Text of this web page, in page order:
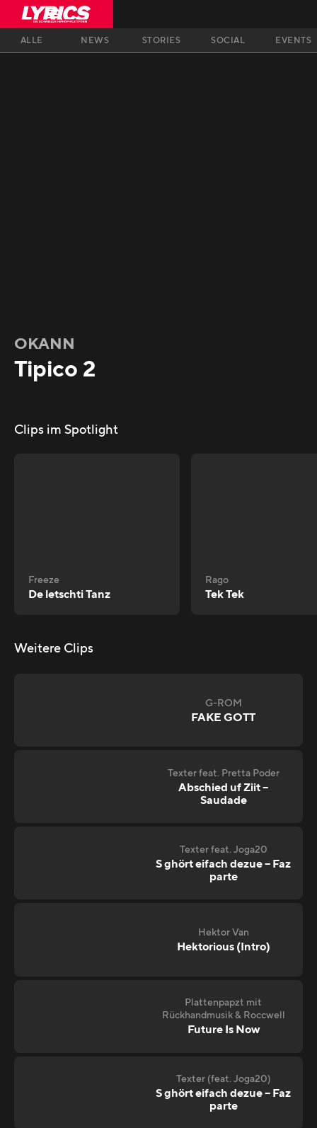
ALLE NEWS STORIES SOCIAL EVENTS
OKANN
Tipico 2
Clips im Spotlight
Freeze
De letschti Tanz
Rago
Tek Tek
Weitere Clips
G-ROM
FAKE GOTT
Texter feat. Pretta Poder
Abschied uf Ziit –
Saudade
Texter feat. Joga20
S ghört eifach dezue – Faz
parte
Hektor Van
Hektorious (Intro)
Plattenpapzt mit
Rückhandmusik & Roccwell
Future Is Now
Texter (feat. Joga20)
S ghört eifach dezue – Faz
parte